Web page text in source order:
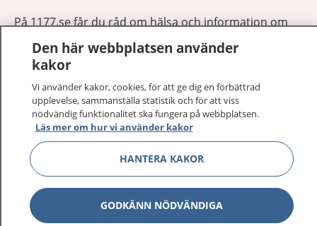
På 1177.se får du råd om hälsa och information om
sjukdomar och vilka mottagningar du kan kontakta.
Logga in för att läsa din journal och göra dina
vårdärenden. Ring telefonnummer 1177 för
sjukvårdsrådgivning dygnet runt.
1177 ger dig råd när du vill må bättre.
1177 på flera språk Show
Den här webbplatsen använder
kakor
Vi använder kakor, cookies, för att ge dig en förbättrad
upplevelse, sammanställa statistik och för att viss
nödvändig funktionalitet ska fungera på webbplatsen.
Läs mer om hur vi använder kakor
HANTERA KAKOR
GODKÄNN NÖDVÄNDIGA